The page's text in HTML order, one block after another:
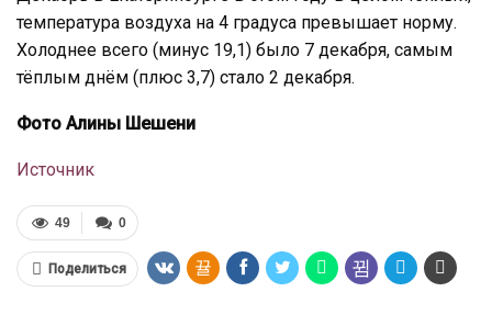
температура воздуха на 4 градуса превышает норму.
Холоднее всего (минус 19,1) было 7 декабря, самым
тёплым днём (плюс 3,7) стало 2 декабря.
Фото Алины Шешени
Источник
0
49
Поделиться